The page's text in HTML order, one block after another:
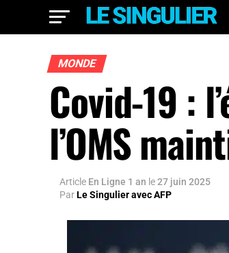
MONDE
Covid-19 :
l’OMS
Article En Ligne 1 an le27 juin 2025
ParLe Singulier avec AFP